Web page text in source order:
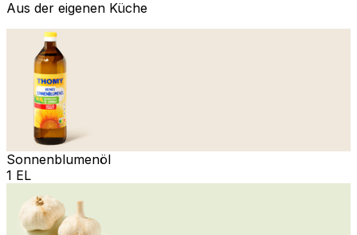
Aus der eigenen Küche
Sonnenblumenöl
1 EL